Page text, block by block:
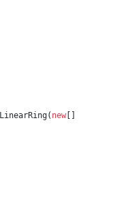
LinearRing( new